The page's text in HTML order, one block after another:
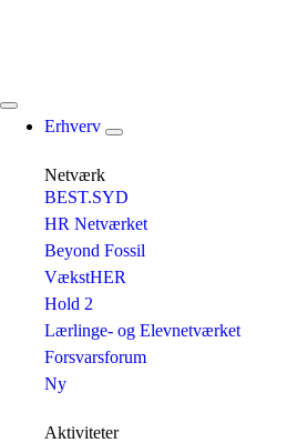
Erhverv
Netværk
BEST.SYD
HR Netværket
Beyond Fossil
VækstHER
Hold 2
Lærlinge- og Elevnetværket
Forsvarsforum
Ny
Aktiviteter